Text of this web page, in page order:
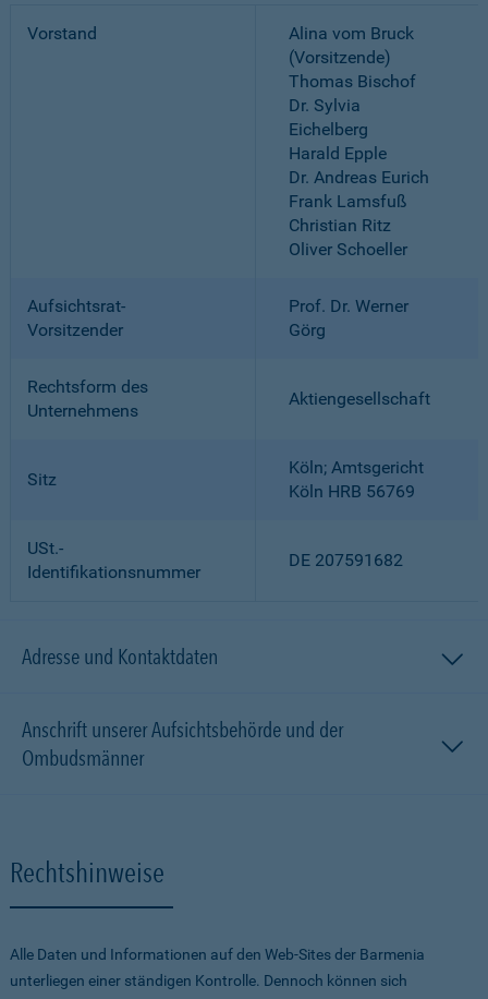
Vorstand
Alina vom Bruck
(Vorsitzende)
Thomas Bischof
Dr. Sylvia
Eichelberg
Harald Epple
Dr. Andreas Eurich
Frank Lamsfuß
Christian Ritz
Oliver Schoeller
Aufsichtsrat-
Vorsitzender
Prof. Dr. Werner
Görg
Rechtsform des
Unternehmens
Aktiengesellschaft
Sitz
Köln; Amtsgericht
Köln HRB 56769
USt.-
Identifikationsnummer
DE 207591682
Adresse und Kontaktdaten
Anschrift unserer Aufsichtsbehörde und der
Ombudsmänner
Rechtshinweise
Alle Daten und Informationen auf den Web-Sites der Barmenia
unterliegen einer ständigen Kontrolle. Dennoch können sich